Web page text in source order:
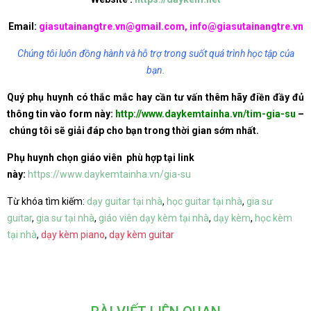
Email: giasutainangtre.vn@gmail.com, info@giasutainangtre.vn
Chúng tôi luôn đồng hành và hỗ trợ trong suốt quá trình học tập của
bạn.
Quý phụ huynh có thắc mắc hay cần tư vấn thêm hãy điền đầy đủ
thông tin vào form này: http://www.daykemtainha.vn/tim-gia-su –
chúng tôi sẽ giải đáp cho bạn trong thời gian sớm nhất.
Phụ huynh chọn giáo viên phù hợp tại link
này: https://www.daykemtainha.vn/gia-su
Từ khóa tìm kiếm: dạy guitar tại nhà, học guitar tại nhà, gia sư
guitar, gia sư tại nhà, giáo viên dạy kèm tại nhà, dạy kèm, học kèm
tại nhà, dạy kèm piano, dạy kèm guitar